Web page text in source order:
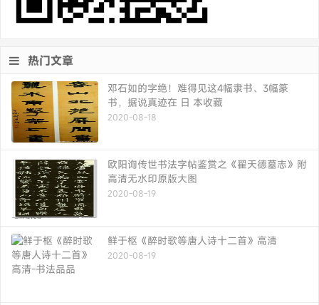
热门文章
邓石如的字绝！难得见这4幅隶书、3幅篆
书，据说真迹在 日 本收藏
2020-08-18
欧阳询传世书法字帖鉴赏之《翟天德墓志》附
高清无水印原版大图
2020-08-19
鲜于枢《醉时歌等唐人诗十二首》高清
2020-08-19